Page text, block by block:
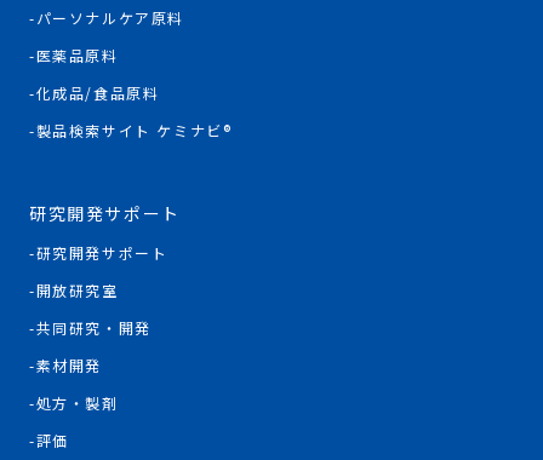
パーソナルケア原料
医薬品原料
化成品/食品原料
製品検索サイト ケミナビ®
研究開発サポート
研究開発サポート
開放研究室
共同研究・開発
素材開発
処方・製剤
評価